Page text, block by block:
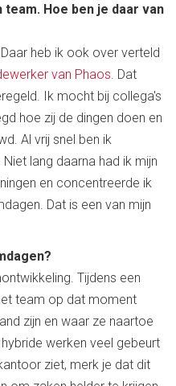
Hoe ben je daar van
heb ik ook over verteld
van Phaos . Dat
Ik mocht bij collega's
hoe zij de dingen doen en
Al vrij snel ben ik
lang daarna had ik mijn
en concentreerde ik
Dat is een van mijn
Tijdens een
team op dat moment
zijn en waar ze naartoe
werken veel gebeurt
ziet, merk je dat dit